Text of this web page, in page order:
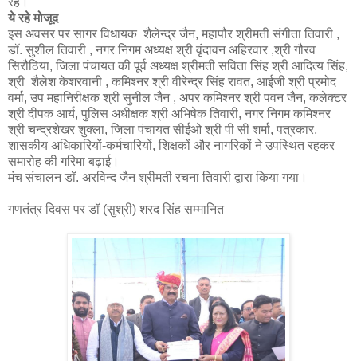
ये रहे मोजूद
इस अवसर पर सागर विधायक शैलेन्द्र जैन, महापौर श्रीमती संगीता तिवारी ,
डॉ. सुशील तिवारी , नगर निगम अध्यक्ष श्री वृंदावन अहिरवार ,श्री गौरव
सिरौठिया, जिला पंचायत की पूर्व अध्यक्ष श्रीमती सविता सिंह श्री आदित्य सिंह,
श्री शैलेश केशरवानी , कमिश्नर श्री वीरेन्द्र सिंह रावत, आईजी श्री प्रमोद
वर्मा, उप महानिरीक्षक श्री सुनील जैन , अपर कमिश्नर श्री पवन जैन, कलेक्टर
श्री दीपक आर्य, पुलिस अधीक्षक श्री अभिषेक तिवारी, नगर निगम कमिश्नर
श्री चन्द्रशेखर शुक्ला, जिला पंचायत सीईओ श्री पी सी शर्मा, पत्रकार,
शासकीय अधिकारियों-कर्मचारियों, शिक्षकों और नागरिकों ने उपस्थित रहकर
समारोह की गरिमा बढ़ाई।
मंच संचालन डॉ. अरविन्द जैन श्रीमती रचना तिवारी द्वारा किया गया।
गणतंत्र दिवस पर डॉ (सुश्री) शरद सिंह सम्मानित